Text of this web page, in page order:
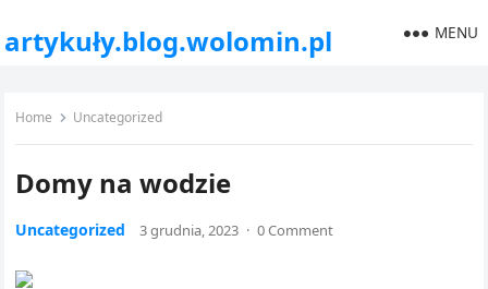
artykuły.blog.wolomin.pl MENU
Home Uncategorized
Domy na wodzie
Uncategorized 3 grudnia, 2023 · 0 Comment